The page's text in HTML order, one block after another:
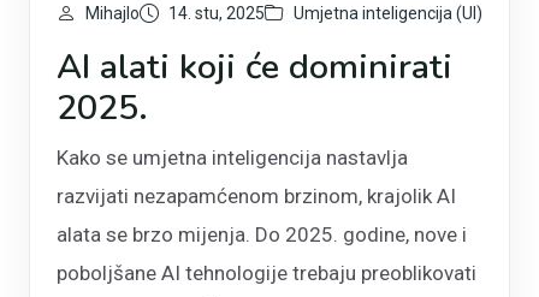
Mihajlo 14. stu, 2025 Umjetna inteligencija (UI)
AI alati koji će dominirati
2025.
Kako se umjetna inteligencija nastavlja
razvijati nezapamćenom brzinom, krajolik AI
alata se brzo mijenja. Do 2025. godine, nove i
poboljšane AI tehnologije trebaju preoblikovati